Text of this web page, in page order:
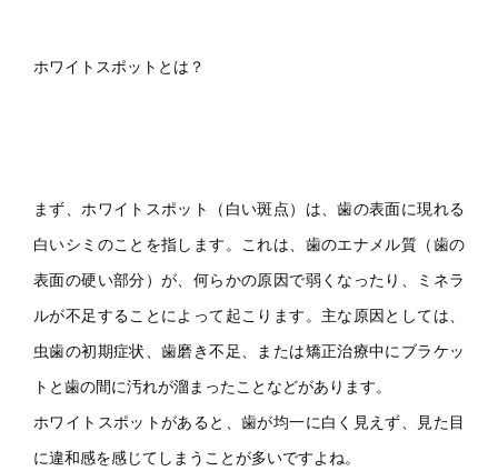
ホワイトスポットとは？
まず、ホワイトスポット（白い斑点）は、歯の表面に現れる
白いシミのことを指します。これは、歯のエナメル質（歯の
表面の硬い部分）が、何らかの原因で弱くなったり、ミネラ
ルが不足することによって起こります。主な原因としては、
虫歯の初期症状、歯磨き不足、または矯正治療中にブラケッ
トと歯の間に汚れが溜まったことなどがあります。
ホワイトスポットがあると、歯が均一に白く見えず、見た目
に違和感を感じてしまうことが多いですよね。